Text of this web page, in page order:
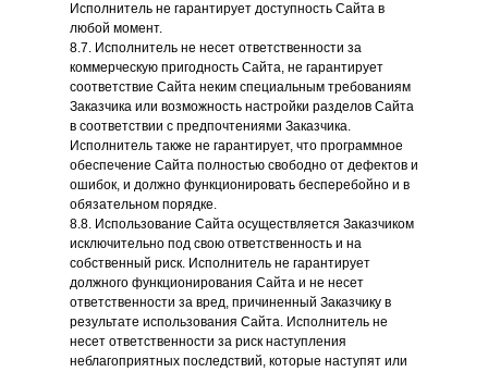
Исполнитель не гарантирует доступность Сайта в
любой момент.
8.7. Исполнитель не несет ответственности за
коммерческую пригодность Сайта, не гарантирует
соответствие Сайта неким специальным требованиям
Заказчика или возможность настройки разделов Сайта
в соответствии с предпочтениями Заказчика.
Исполнитель также не гарантирует, что программное
обеспечение Сайта полностью свободно от дефектов и
ошибок, и должно функционировать бесперебойно и в
обязательном порядке.
8.8. Использование Сайта осуществляется Заказчиком
исключительно под свою ответственность и на
собственный риск. Исполнитель не гарантирует
должного функционирования Сайта и не несет
ответственности за вред, причиненный Заказчику в
результате использования Сайта. Исполнитель не
несет ответственности за риск наступления
неблагоприятных последствий, которые наступят или